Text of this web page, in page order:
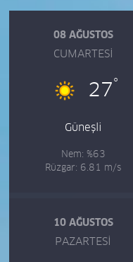
08 AĞUSTOS
CUMARTESI
27°
Güneşli
Nem: %63
Rüzgar: 6.81 m/s
10 AĞUSTOS
PAZARTESI